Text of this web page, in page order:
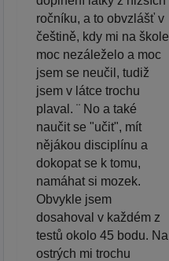
ročníku, a to obvzlášť v
češtině, kdy mi na škole
moc nezáleželo a moc
jsem se neučil, tudiž
jsem v látce trochu
plaval. ¨ No a také
naučit se "učit", mít
nějákou disciplínu a
dokopat se k tomu,
namáhat si mozek.
Obvykle jsem
dosahoval v každém z
testů okolo 45 bodu. Na
ostrých mi trochu